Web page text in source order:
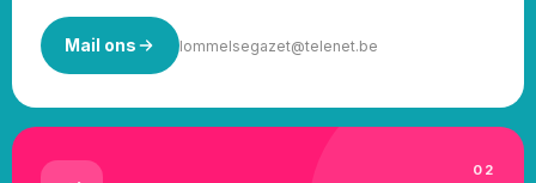
Mail ons lommelsegazet@telenet.be
02